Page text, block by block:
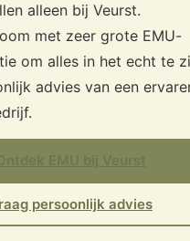
alleen bij Veurst.
met zeer grote EMU-
om alles in het echt te
advies van een
persoonlijk advies